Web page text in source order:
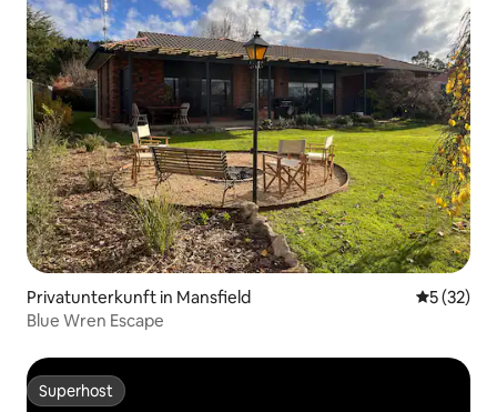
Privatunterkunft in Mansfield
5 (32)
Blue Wren Escape
Superhost
Superhost